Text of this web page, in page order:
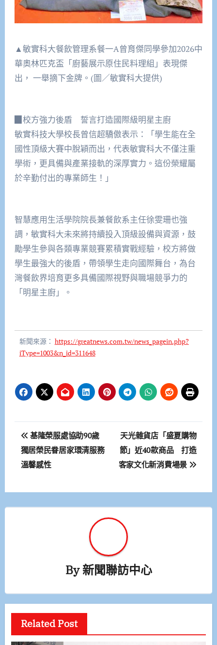
▲敏實科大餐飲管理系餐一A曾育傑同學參加2026中
華奧林匹克盃「廚藝展示原住民料理組」表現傑
出， 一舉摘下金牌。(圖／敏實科大提供)
▉校方強力後盾 誓言打造國際級明星主廚
敏實科技大學校長曾信超驕傲表示：「學生能在全
國性頂級大賽中脫穎而出，代表敏實科大不僅注重
學術，更具備與產業接軌的深厚實力。這份榮耀屬
於辛勤付出的專業師生！」
智慧應用生活學院院長兼餐飲系主任徐雯珊也強
調，敏實科大未來將持續投入頂級設備與資源，鼓
勵學生參與各類專業競賽累積實戰經驗，校方將做
學生最強大的後盾，帶領學生走向國際舞台，為台
灣餐飲界培育更多具備國際視野與職場競爭力的
「明星主廚」。
新聞來源： https://greatnews.com.tw/news_pagein.php?
iType=1003&n_id=311648
文
章
導
覽
基隆榮服處協助90歲
獨居榮民眷居家環清服務
溫馨感性
天光雜貨店「盛夏購物
節」近40款商品 打造
客家文化新消費場景
By新聞聯訪中心
Related Post